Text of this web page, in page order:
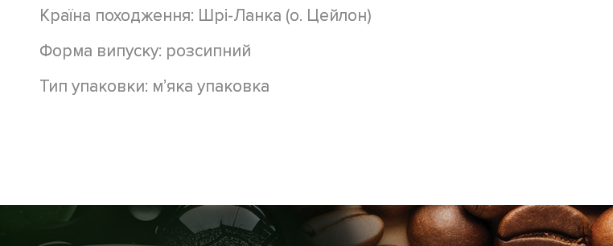
Країна походження: Шрі-Ланка (о. Цейлон)
Форма випуску: розсипний
Тип упаковки: м’яка упаковка